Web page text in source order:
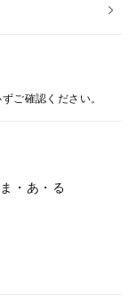
ご確認ください。
・あ・る